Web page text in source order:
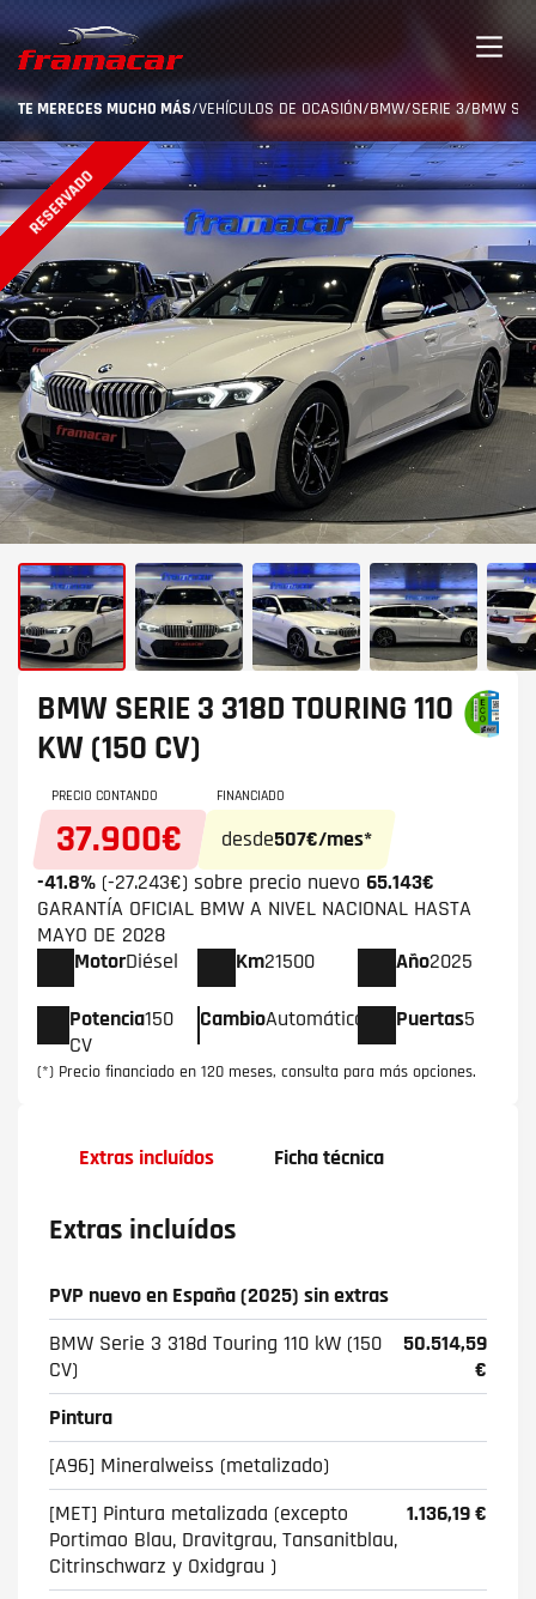
TE MERECES MUCHO MÁS/VEHÍCULOS DE OCASIÓN/BMW/SERIE 3/BMW
RESERVADO
BMW SERIE 3 318D TOURING 110
KW (150 CV)
PRECIO CONTANDO
37.900€
FINANCIADO
desde507€/mes*
-41.8% (-27.243€) sobre precio nuevo 65.143€
GARANTÍA OFICIAL BMW A NIVEL NACIONAL HASTA
MAYO DE 2028
MotorDiésel Km21500 Año2025
Potencia150
CV
CambioAutomático Puertas5
(*) Precio financiado en 120 meses, consulta para más opciones.
Extras incluídos Ficha técnica
Extras incluídos
PVP nuevo en España (2025) sin extras
BMW Serie 3 318d Touring 110 kW (150
CV)
50.514,59
€
Pintura
[A96] Mineralweiss (metalizado)
[MET] Pintura metalizada (excepto
Portimao Blau, Dravitgrau, Tansanitblau,
Citrinschwarz y Oxidgrau )
1.136,19 €